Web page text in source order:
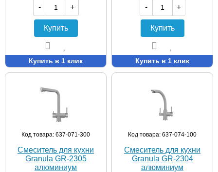
-
+
Купить
Купить в 1 клик
-
+
Купить
Купить в 1 клик
Код товара: 637-071-300
Смеситель для кухни
Granula GR-2305
алюминиум
Код товара: 637-074-100
Смеситель для кухни
Granula GR-2304
алюминиум